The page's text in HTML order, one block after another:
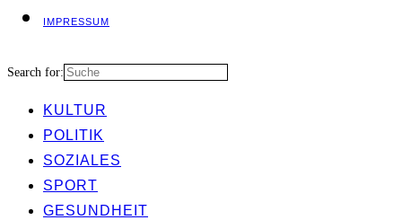
IMPRES­SUM
Search for:
KUL­TUR
POLI­TIK
SOZIA­LES
SPORT
GESUND­HEIT